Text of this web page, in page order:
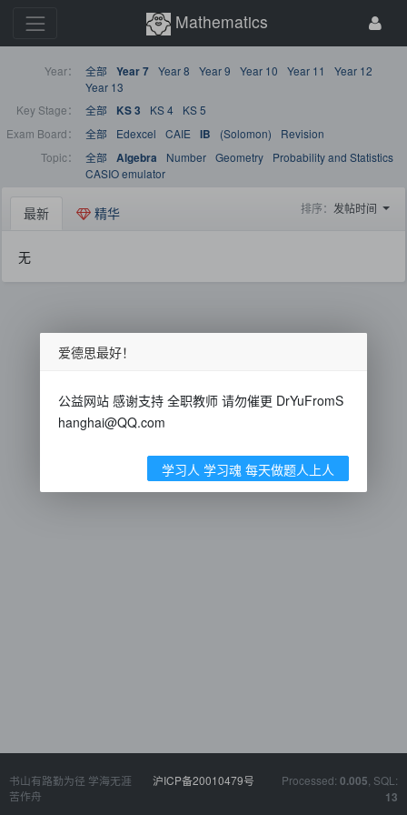
Mathematics
Year： 全部 Year 7 Year 8 Year 9 Year 10 Year 11
Year 12
Year 13
Key Stage：
全部 KS 3 KS 4
KS 5
Exam Board：
全部 Edexcel CAIE IB (Solomon)
Revision
Topic：
全部 Algebra Number Geometry
Probability and Statistics
CASIO emulator
最新 精华 排序： 发帖时间
无
书山有路勤为径 学海无涯
苦作舟
沪ICP备20010479号 Processed: 0.005 , SQL:
13
爱德思最好！
公益网站 感谢支持 全职教师 请勿催更 DrYuFromS
hanghai@QQ.com
学习人 学习魂 每天做题人上人